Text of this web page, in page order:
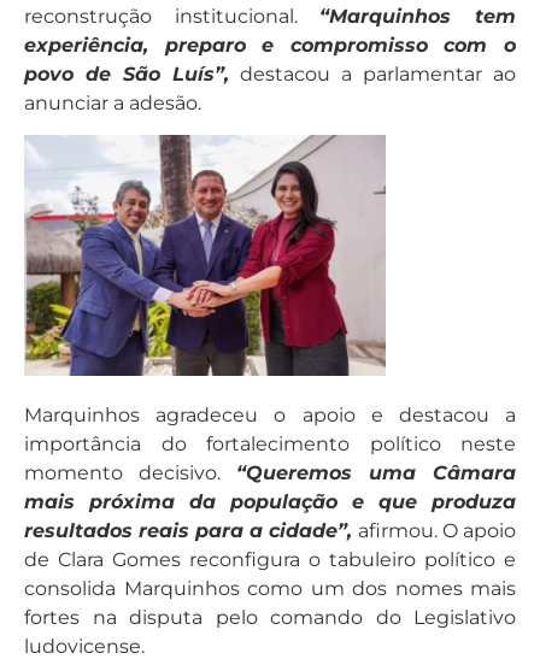
reconstrução institucional. “Marquinhos tem
experiência, preparo e compromisso com o
povo de São Luís”, destacou a parlamentar ao
anunciar a adesão.
Marquinhos agradeceu o apoio e destacou a
importância do fortalecimento político neste
momento decisivo. “Queremos uma Câmara
mais próxima da população e que produza
resultados reais para a cidade”, afirmou. O apoio
de Clara Gomes reconfigura o tabuleiro político e
consolida Marquinhos como um dos nomes mais
fortes na disputa pelo comando do Legislativo
ludovicense.